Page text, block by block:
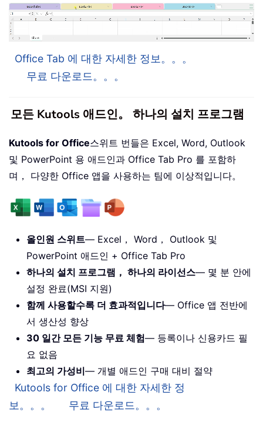
Office Tab 에 대한 자세한 정보。。。
무료 다운로드。。。
모든 Kutools 애드인。 하나의 설치 프로그램
Kutools for Office스위트 번들은 Excel, Word, Outlook
및 PowerPoint 용 애드인과 Office Tab Pro 를 포함하
며， 다양한 Office 앱을 사용하는 팀에 이상적입니다。
올인원 스위트— Excel， Word， Outlook 및
PowerPoint 애드인 + Office Tab Pro
하나의 설치 프로그램， 하나의 라이선스— 몇 분 안에
설정 완료(MSI 지원)
함께 사용할수록 더 효과적입니다— Office 앱 전반에
서 생산성 향상
30 일간 모든 기능 무료 체험— 등록이나 신용카드 필
요 없음
최고의 가성비— 개별 애드인 구매 대비 절약
Kutools for Office 에 대한 자세한 정
보。。。
무료 다운로드。。。